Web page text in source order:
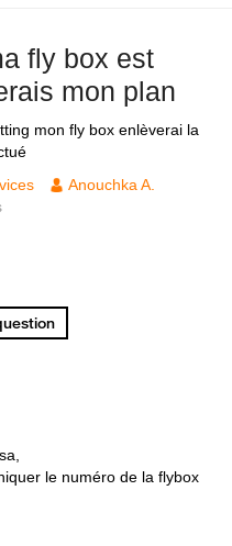
fly box est
mon plan
mon fly box enlèverai la
Anouchka A.
le numéro de la flybox